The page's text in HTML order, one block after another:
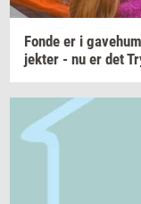
Fonde er i
jek­ter - nu er det